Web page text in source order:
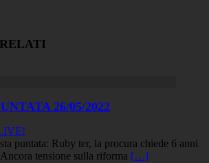
26/05/2022
puntata: Ruby ter, la procura chiede 6 anni
tensione sulla riforma […]